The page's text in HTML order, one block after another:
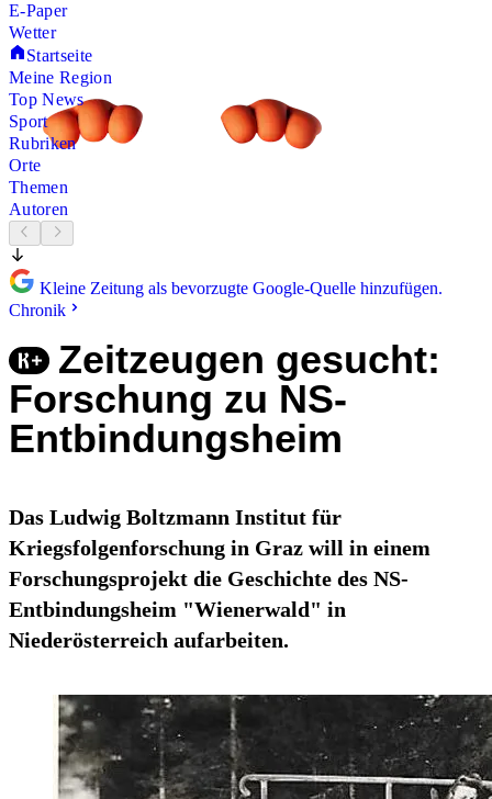
E-Paper
Wetter
Startseite
Meine Region
Top News
Sport
Rubriken
Orte
Themen
Autoren
Kleine Zeitung als bevorzugte Google-Quelle hinzufügen.
Chronik
Zeitzeugen gesucht:
Forschung zu NS-
Entbindungsheim
Das Ludwig Boltzmann Institut für
Kriegsfolgenforschung in Graz will in einem
Forschungsprojekt die Geschichte des NS-
Entbindungsheim "Wienerwald" in
Niederösterreich aufarbeiten.